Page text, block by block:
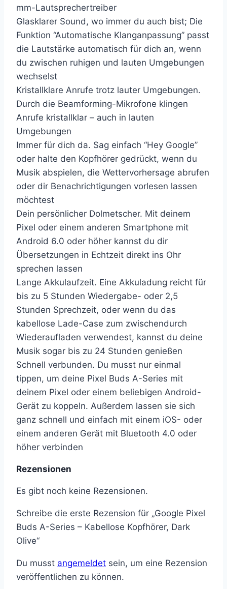
mm-Lautsprechertreiber
Glasklarer Sound, wo immer du auch bist; Die
Funktion “Automatische Klanganpassung” passt
die Lautstärke automatisch für dich an, wenn
du zwischen ruhigen und lauten Umgebungen
wechselst
Kristallklare Anrufe trotz lauter Umgebungen.
Durch die Beamforming-Mikrofone klingen
Anrufe kristallklar – auch in lauten
Umgebungen
Immer für dich da. Sag einfach “Hey Google”
oder halte den Kopfhörer gedrückt, wenn du
Musik abspielen, die Wettervorhersage abrufen
oder dir Benachrichtigungen vorlesen lassen
möchtest
Dein persönlicher Dolmetscher. Mit deinem
Pixel oder einem anderen Smartphone mit
Android 6.0 oder höher kannst du dir
Übersetzungen in Echtzeit direkt ins Ohr
sprechen lassen
Lange Akkulaufzeit. Eine Akkuladung reicht für
bis zu 5 Stunden Wiedergabe- oder 2,5
Stunden Sprechzeit, oder wenn du das
kabellose Lade-Case zum zwischendurch
Wiederaufladen verwendest, kannst du deine
Musik sogar bis zu 24 Stunden genießen
Schnell verbunden. Du musst nur einmal
tippen, um deine Pixel Buds A-Series mit
deinem Pixel oder einem beliebigen Android-
Gerät zu koppeln. Außerdem lassen sie sich
ganz schnell und einfach mit einem iOS- oder
einem anderen Gerät mit Bluetooth 4.0 oder
höher verbinden
Rezensionen
Es gibt noch keine Rezensionen.
Schreibe die erste Rezension für „Google Pixel
Buds A-Series – Kabellose Kopfhörer, Dark
Olive“
Du musst angemeldet sein, um eine Rezension
veröffentlichen zu können.